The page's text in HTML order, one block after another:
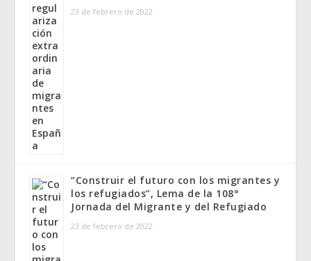
23 de febrero de 2022
“Construir el futuro con los migrantes y
los refugiados”, Lema de la 108°
Jornada del Migrante y del Refugiado
23 de febrero de 2022